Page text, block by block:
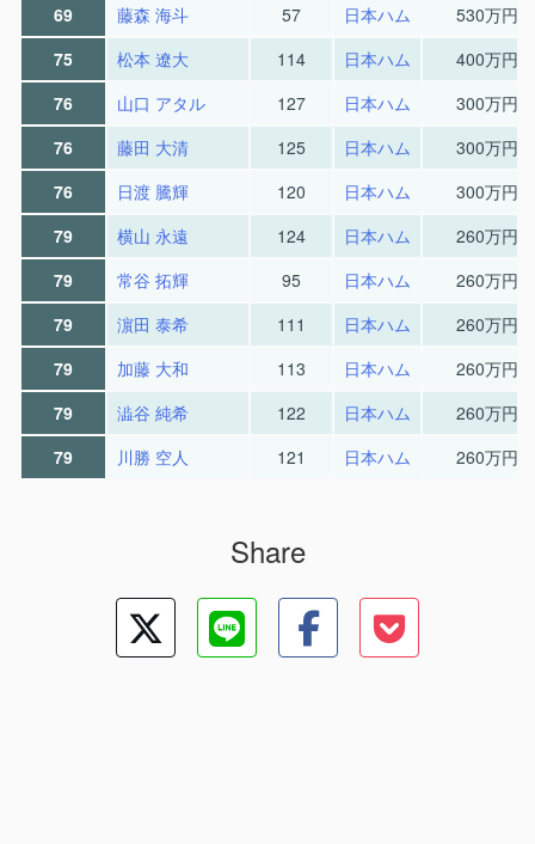
69
藤森 海斗 57 日本ハム
530万円
75
松本 遼大 114 日本ハム
400万円
76
山口 アタル 127 日本ハム
300万円
76
藤田 大清 125 日本ハム
300万円
76
日渡 騰輝 120 日本ハム
300万円
79
横山 永遠 124 日本ハム
260万円
79
常谷 拓輝 95 日本ハム
260万円
79
濵田 泰希 111 日本ハム
260万円
79
加藤 大和 113 日本ハム
260万円
79
澁谷 純希 122 日本ハム
260万円
79
川勝 空人 121 日本ハム 260万円
Share